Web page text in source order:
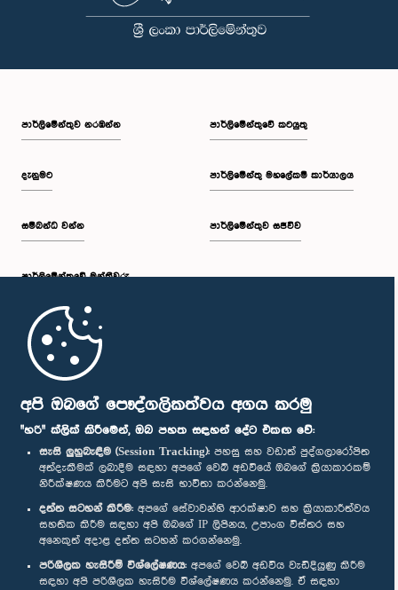
අපි ඔබගේ පෞද්ගලිකත්වය අගය කරමු
"හරි" ක්ලික් කිරීමෙන්, ඔබ පහත සඳහන් දේට එකඟ වේ:
සැසි ලුහුබැඳීම (Session Tracking): පහසු සහ වඩාත් පුද්ගලාරෝපිත
අත්දැකීමක් ලබාදීම සඳහා අපගේ වෙබ් අඩවියේ ඔබගේ ක්‍රියාකාරකම්
නිරීක්ෂණය කිරීමට අපි සැසි භාවිතා කරන්නෙමු.
දත්ත සටහන් කිරීම: අපගේ සේවාවන්හි ආරක්ෂාව සහ ක්‍රියාකාරීත්වය
සහතික කිරීම සඳහා අපි ඔබගේ IP ලිපිනය, උපාංග විස්තර සහ
අනෙකුත් අදාළ දත්ත සටහන් කරගන්නෙමු.
පරිශීලක හැසිරීම් විශ්ලේෂණය: අපගේ වෙබ් අඩවිය වැඩිදියුණු කිරීම
සඳහා අපි පරිශීලක හැසිරීම විශ්ලේෂණය කරන්නෙමු. ඒ සඳහා
පාර්ලි‌මේන්තුව නරඹන්න
දැනුමට
සම්බන්ධ වන්න
පාර්ලි‌මේන්තුවේ මන්ත්‍රීවරු
මුල් පිටුව
පාර්ලිමේන්තුවේ කටයුතු
පාර්ලිමේන්තු මහලේකම් කාර්යාලය
පාර්ලිමේන්තුව සජීවීව
පාර්ලිමේන්තු ජංගම යෙදුම
අප හා සම්බන්ධ වී සිටින්න :
සම්මාන